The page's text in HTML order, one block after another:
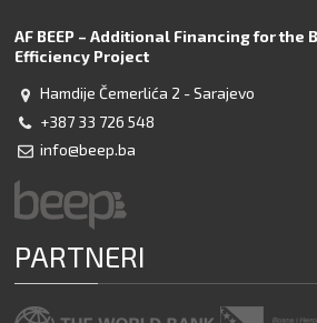
AF BEEP – Additional Financing for the
Efficiency Project
Hamdije Čemerlića 2 - Sarajevo
+387 33 726 548
info@beep.ba
PARTNERI